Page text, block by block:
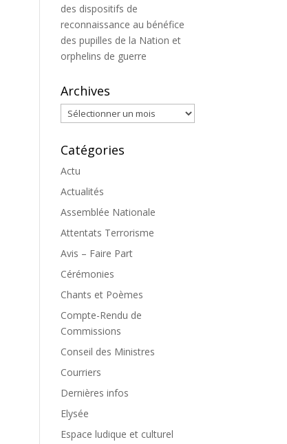
des dispositifs de
reconnaissance au bénéfice
des pupilles de la Nation et
orphelins de guerre
Archives
Archives
Catégories
Actu
Actualités
Assemblée Nationale
Attentats Terrorisme
Avis – Faire Part
Cérémonies
Chants et Poèmes
Compte-Rendu de
Commissions
Conseil des Ministres
Courriers
Dernières infos
Elysée
Espace ludique et culturel